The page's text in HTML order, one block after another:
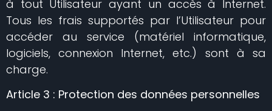
à tout Utilisateur ayant un accès à Internet.
Tous les frais supportés par l’Utilisateur pour
accéder au service (matériel informatique,
logiciels, connexion Internet, etc.) sont à sa
charge.
Article 3 : Protection des données personnelles